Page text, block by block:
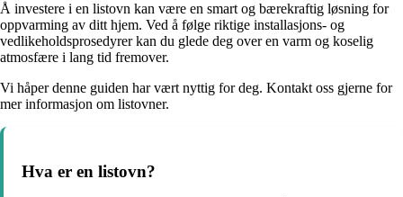
Å investere i en listovn kan være en smart og bærekraftig løsning for
oppvarming av ditt hjem. Ved å følge riktige installasjons- og
vedlikeholdsprosedyrer kan du glede deg over en varm og koselig
atmosfære i lang tid fremover.
Vi håper denne guiden har vært nyttig for deg. Kontakt oss gjerne for
mer informasjon om listovner.
Hva er en listovn?